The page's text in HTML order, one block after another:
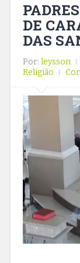
DE
DAS
Por: leysson
Religião